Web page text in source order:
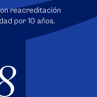
reacreditación
por 10 años.